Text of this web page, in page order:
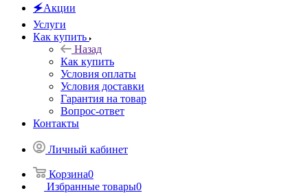
🗲Акции
Услуги
Как купить
Назад
Как купить
Условия оплаты
Условия доставки
Гарантия на товар
Вопрос-ответ
Контакты
Личный кабинет
Корзина0
Избранные товары0